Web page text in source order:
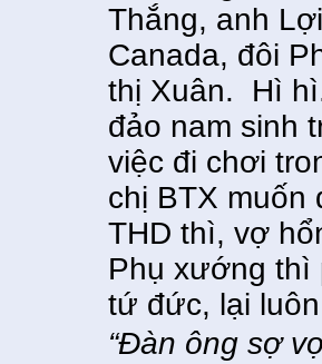
Thắng, anh
Canada, đôi
thị Xuân. Hì
đảo nam sinh
việc đi chơi
chị BTX muốn
THD thì, vợ
Phụ xướng thì
tứ đức, lại
“Đàn ông sợ